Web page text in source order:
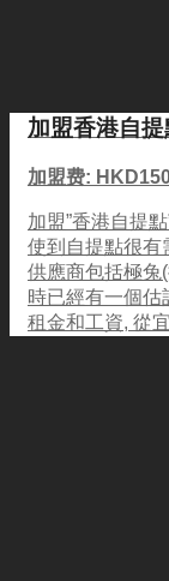
加盟香港自提
加盟费:
加盟”香港自提
使到自提點很有
供應商包括極兔
時已經有一個估
租金和工資, 從